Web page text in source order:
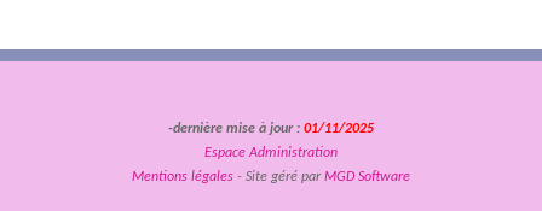
-dernière mise à jour : 01/11/2025
Espace Administration
Mentions légales - Site géré par MGD Software